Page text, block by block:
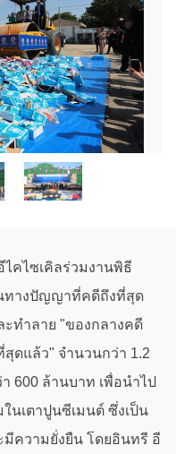
คไซเคิลร่วมงานพิธี
ทางปัญญาที่คดีถึงที่สุด
ะทำลาย "ของกลางคดี
ดแล้ว" จำนวนกว่า 1.2
600 ล้านบาท เพื่อนำไป
นเตาปูนซีเมนต์ ซึ่งเป็น
ความยั่งยืน โดยอินทรี อี